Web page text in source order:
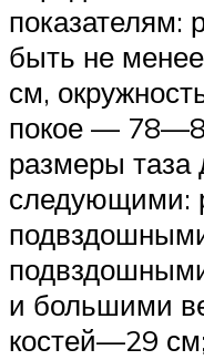
показателям:
быть не
см,
покое —
размеры
следующими:
и большими
костей—29